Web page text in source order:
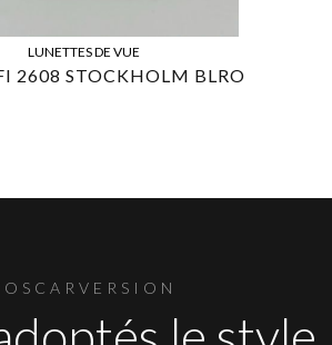
LUNETTES DE VUE
2608 STOCKHOLM BLRO